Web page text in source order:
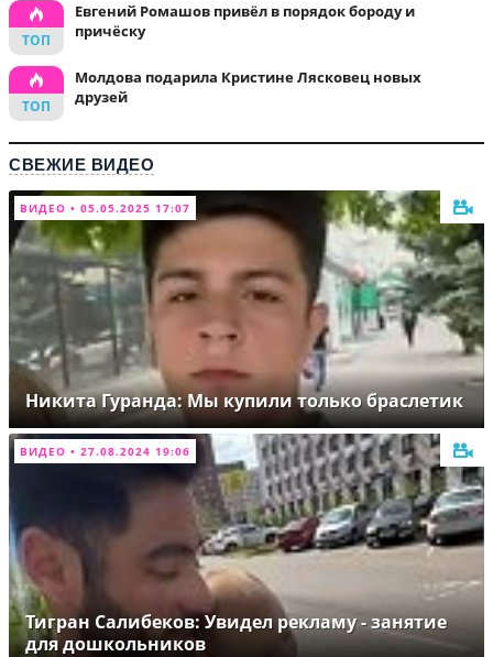
Евгений Ромашов привёл в порядок бороду и
причёску
Молдова подарила Кристине Лясковец новых
друзей
СВЕЖИЕ ВИДЕО
ВИДЕО • 05.05.2025 17:07
Никита Гуранда: Мы купили только браслетик
ВИДЕО • 27.08.2024 19:06
Тигран Салибеков: Увидел рекламу - занятие
для дошкольников